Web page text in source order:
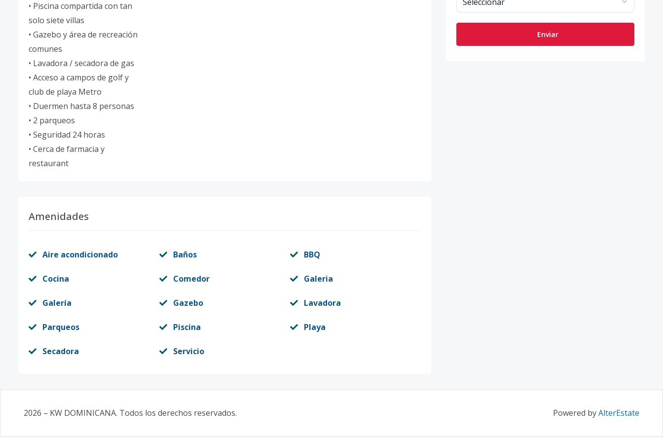
• Piscina compartida con tan
solo siete villas
• Gazebo y área de recreación
comunes
• Lavadora / secadora de gas
• Acceso a campos de golf y
club de playa Metro
• Duermen hasta 8 personas
• 2 parqueos
• Seguridad 24 horas
• Cerca de farmacia y
restaurant
Amenidades
Aire acondicionado Baños BBQ
Cocina Comedor Galeri­a
Galería Gazebo Lavadora
Parqueos Piscina Playa
Secadora Servicio
Enviar
2026 – KW DOMINICANA. Todos los derechos reservados. Powered byAlterEstate